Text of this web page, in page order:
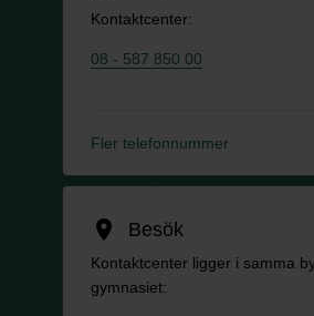
Kontaktcenter:
08 - 587 850 00
Fler telefonnummer
location_on Besök
Kontaktcenter ligger i samma
gymnasiet: